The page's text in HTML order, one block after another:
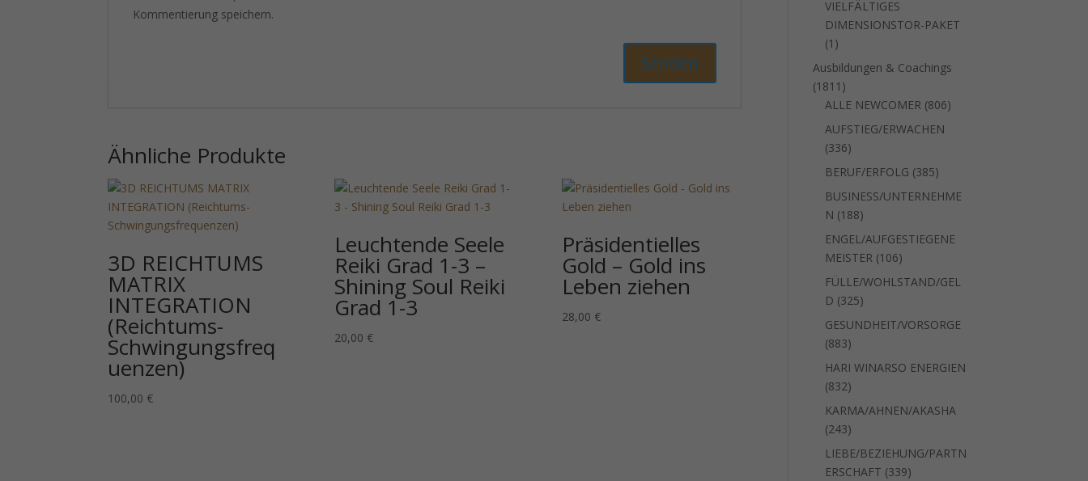
Kommentierung speichern.
Ähnliche Produkte
3D REICHTUMS
MATRIX
INTEGRATION
(Reichtums-
Schwingungsfreq
uenzen)
100,00 €
Leuchtende Seele
Reiki Grad 1-3 –
Shining Soul Reiki
Grad 1-3
20,00 €
Präsidentielles
Gold – Gold ins
Leben ziehen
28,00 €
VIELFÄLTIGES
DIMENSIONSTOR-PAKET
1 1
Produkt
Ausbildungen & Coachings
1811 1811
Produkte
ALLE NEWCOMER 806806
AUFSTIEG/ERWACHEN
336336
Produkte
BERUF/ERFOLG 385385
Produkte
BUSINESS/UNTERNEHME
N 188188
Produkte
ENGEL/AUFGESTIEGENE
MEISTER 106106
Produkte
FÜLLE/WOHLSTAND/GEL
D 325325
Produkte
GESUNDHEIT/VORSORGE
883883
Produkte
HARI WINARSO ENERGIEN
832832
Produkte
KARMA/AHNEN/AKASHA
243243
Produkte
LIEBE/BEZIEHUNG/PARTN
ERSCHAFT 339339